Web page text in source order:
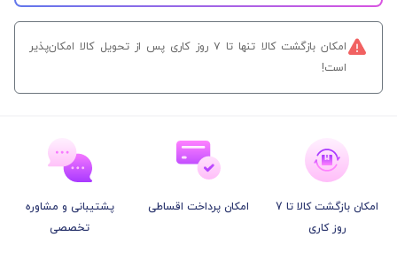
امکان بازگشت کالا تنها تا ۷ روز کاری پس از تحویل کالا امکان‌پذیر
است!
امکان بازگشت کالا تا 7
روز کاری
امکان پرداخت اقساطی
پشتیبانی و مشاوره
تخصصی